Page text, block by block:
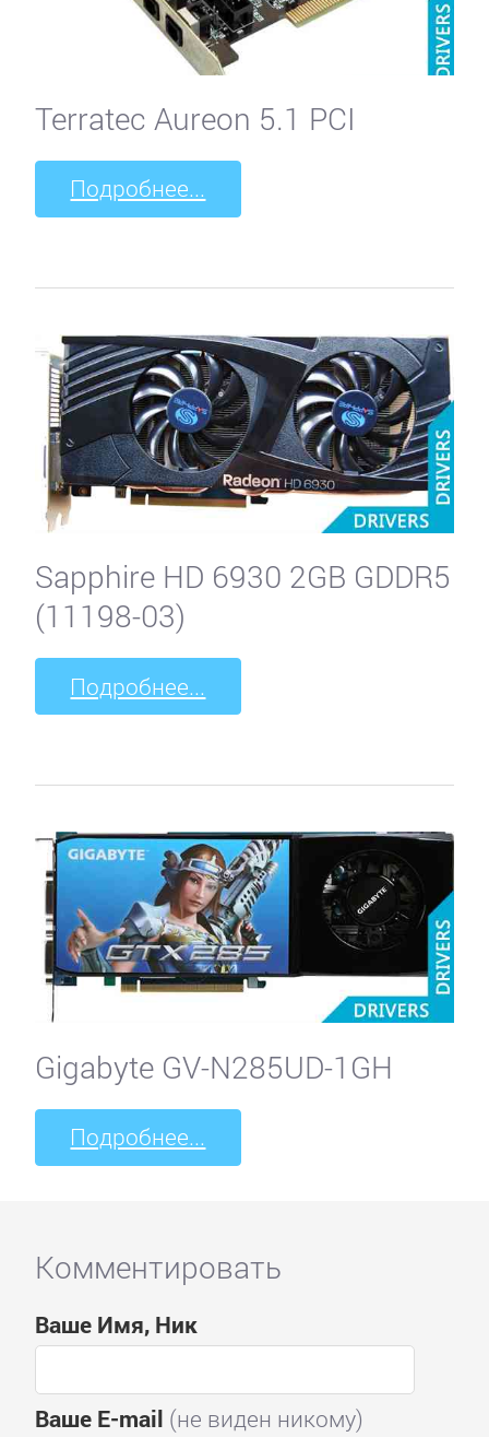
Terratec Aureon 5.1 PCI
Подробнее...
Sapphire HD 6930 2GB GDDR5
(11198-03)
Подробнее...
Gigabyte GV-N285UD-1GH
Подробнее...
Комментировать
Ваше Имя, Ник
Ваше E-mail (не виден никому)